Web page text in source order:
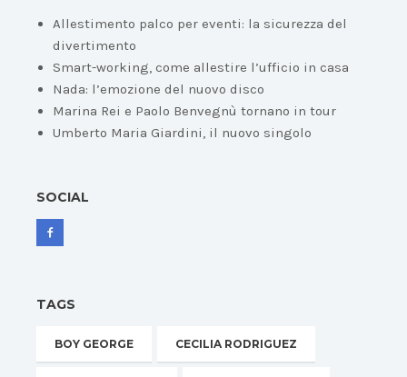
Allestimento palco per eventi: la sicurezza del
divertimento
Smart-working, come allestire l’ufficio in casa
Nada: l’emozione del nuovo disco
Marina Rei e Paolo Benvegnù tornano in tour
Umberto Maria Giardini, il nuovo singolo
SOCIAL
TAGS
BOY GEORGE CECILIA RODRIGUEZ